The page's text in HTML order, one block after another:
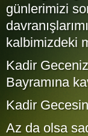
günlerimizi
kalbimizdeki
Kadir
Bayramına
Kadir
Az da olsa